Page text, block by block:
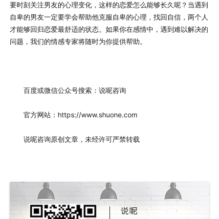
要时刻关注男友的心理变化，这样的恋爱怎么能够长久呢？当遇到
自卑的男友一定要学会帮助他克服自卑的心理，找回自信，两个人
才能够回归恋爱最舒适的状态。如果你在感情中，遇到难以解决的
问题，我们的情感专家将随时为你提供帮助。
百度或微信公众号搜索：说呢咨询
官方网站：https://www.shuone.com
说呢咨询原创文章，未经许可严禁转载